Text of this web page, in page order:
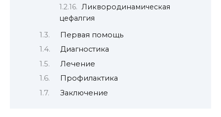
Ликвородинамическая
цефалгия
Первая помощь
Диагностика
Лечение
Профилактика
Заключение